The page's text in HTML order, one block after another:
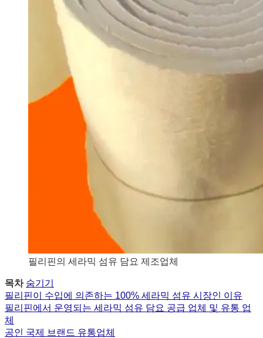
필리핀의 세라믹 섬유 담요 제조업체
목차 숨기기
필리핀이 수입에 의존하는 100% 세라믹 섬유 시장인 이유
필리핀에서 운영되는 세라믹 섬유 담요 공급 업체 및 유통 업
체
공인 국제 브랜드 유통업체